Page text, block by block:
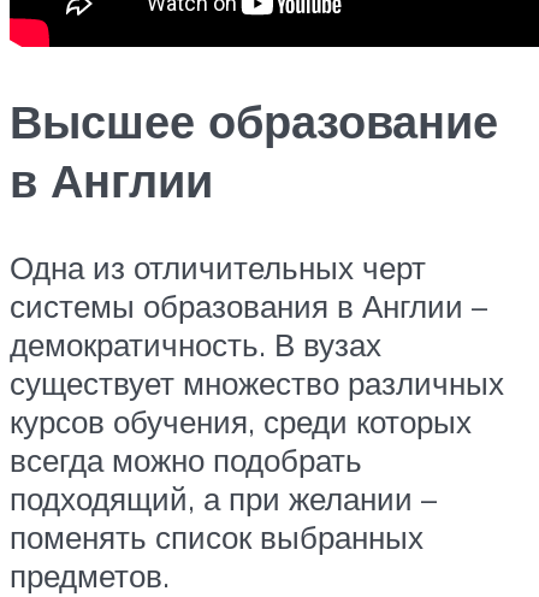
Высшее образование
в Англии
Одна из отличительных черт
системы образования в Англии –
демократичность. В вузах
существует множество различных
курсов обучения, среди которых
всегда можно подобрать
подходящий, а при желании –
поменять список выбранных
предметов.